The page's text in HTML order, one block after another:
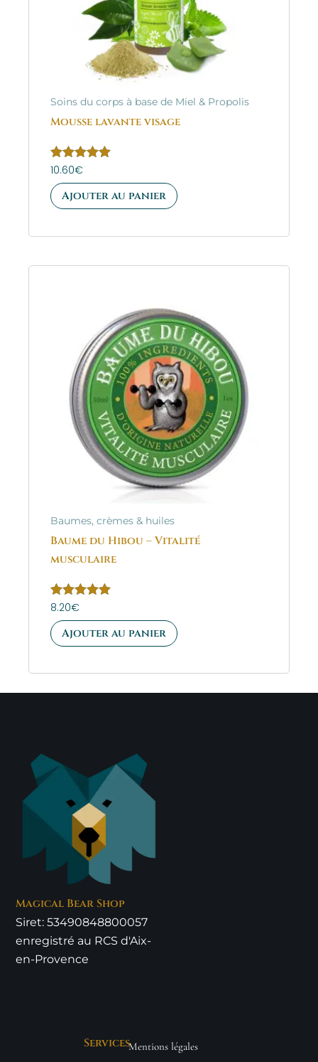
Soins du corps à base de Miel & Propolis
Mousse lavante visage
Note
5.00
sur 5
10.60€
Ajouter au panier
Baumes, crèmes & huiles
Baume du Hibou – Vitalité
musculaire
Note
sur 5
8.20€
Ajouter au panier
Magical Bear Shop
Siret: 53490848800057
enregistré au RCS d'Aix-
en-Provence
ServicesMentions légales